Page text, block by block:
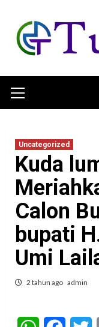
content
Menu
Uncategorized
Kuda
Calon
bupati
Umi
2 tahun ago admin